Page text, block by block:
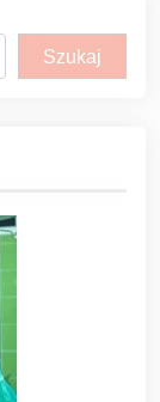
Szukaj